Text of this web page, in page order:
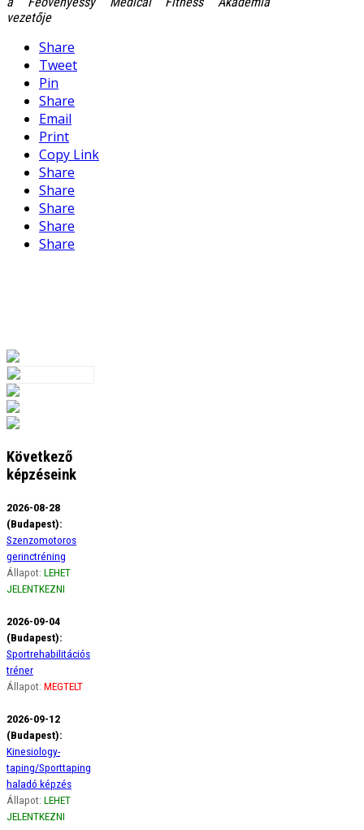
vezetője
Share
Tweet
Pin
Share
Email
Print
Copy Link
Share
Share
Share
Share
Share
Következő
képzéseink
2026-08-28
(Budapest):
Szenzomotoros
gerinctréning
Állapot: LEHET
JELENTKEZNI
2026-09-04
(Budapest):
Sportrehabilitációs
tréner
Állapot: MEGTELT
2026-09-12
(Budapest):
Kinesiology-
taping/Sporttaping
haladó képzés
Állapot: LEHET
JELENTKEZNI